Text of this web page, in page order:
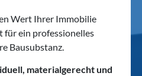
Wert Ihrer Immobilie
für ein professionelles
Bausubstanz.
materialgerecht und